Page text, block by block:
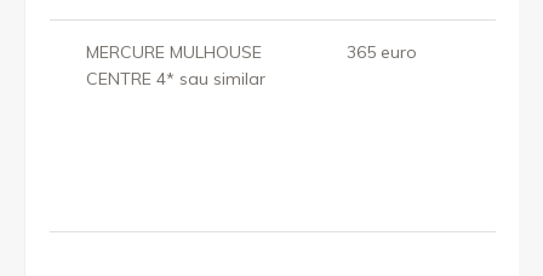
MERCURE MULHOUSE
CENTRE 4* sau similar
365 euro